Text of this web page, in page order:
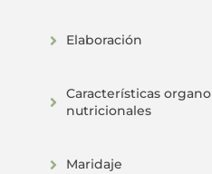
Elaboración
Características
nutricionales
Maridaje